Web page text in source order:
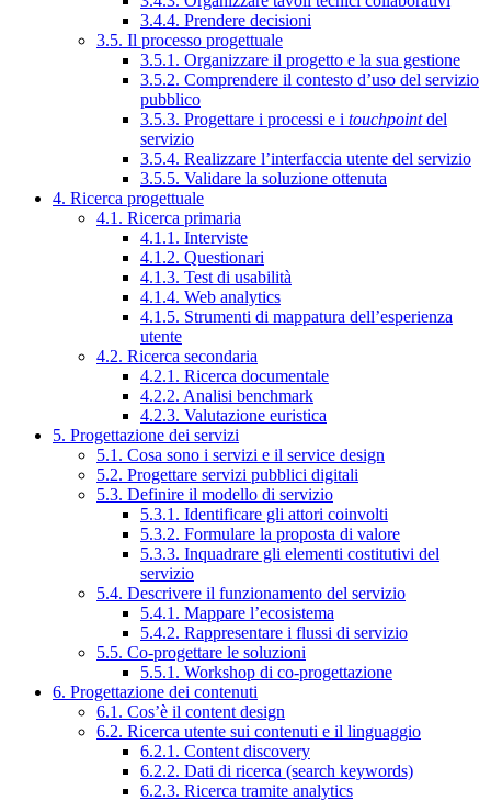
3.4.4. Prendere decisioni
3.5. Il processo progettuale
3.5.1. Organizzare il progetto e la sua gestione
3.5.2. Comprendere il contesto d’uso del servizio
pubblico
3.5.3. Progettare i processi e i touchpointdel
servizio
3.5.4. Realizzare l’interfaccia utente del servizio
3.5.5. Validare la soluzione ottenuta
4. Ricerca progettuale
4.1. Ricerca primaria
4.1.1. Interviste
4.1.2. Questionari
4.1.3. Test di usabilità
4.1.4. Web analytics
4.1.5. Strumenti di mappatura dell’esperienza
utente
4.2. Ricerca secondaria
4.2.1. Ricerca documentale
4.2.2. Analisi benchmark
4.2.3. Valutazione euristica
5. Progettazione dei servizi
5.1. Cosa sono i servizi e il service design
5.2. Progettare servizi pubblici digitali
5.3. Definire il modello di servizio
5.3.1. Identificare gli attori coinvolti
5.3.2. Formulare la proposta di valore
5.3.3. Inquadrare gli elementi costitutivi del
servizio
5.4. Descrivere il funzionamento del servizio
5.4.1. Mappare l’ecosistema
5.4.2. Rappresentare i flussi di servizio
5.5. Co-progettare le soluzioni
5.5.1. Workshop di co-progettazione
6. Progettazione dei contenuti
6.1. Cos’è il content design
6.2. Ricerca utente sui contenuti e il linguaggio
6.2.1. Content discovery
6.2.2. Dati di ricerca (search keywords)
6.2.3. Ricerca tramite analytics